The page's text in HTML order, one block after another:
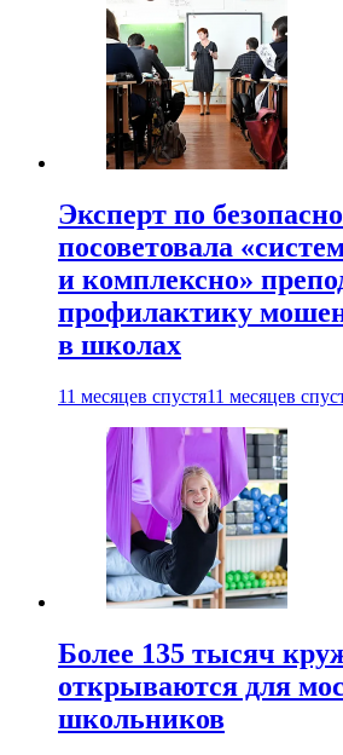
Эксперт по
посоветовала
и комплексно»
профилактику
в школах
11 месяцев спустя11 месяцев
Более 135 тысяч
открываются для
школьников